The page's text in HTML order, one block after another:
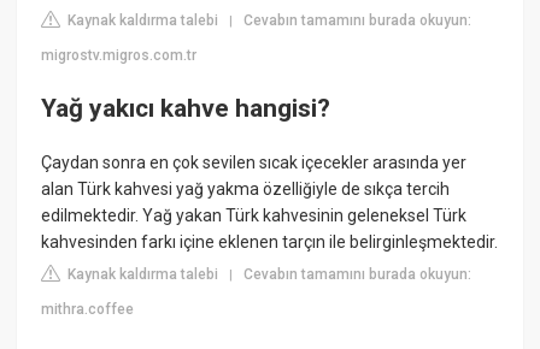
Kaynak kaldırma talebi |Cevabın tamamını burada okuyun:
migrostv.migros.com.tr
Yağ yakıcı kahve hangisi?
Çaydan sonra en çok sevilen sıcak içecekler arasında yer
alan Türk kahvesi yağ yakma özelliğiyle de sıkça tercih
edilmektedir. Yağ yakan Türk kahvesinin geleneksel Türk
kahvesinden farkı içine eklenen tarçın ile belirginleşmektedir.
Kaynak kaldırma talebi |Cevabın tamamını burada okuyun:
mithra.coffee